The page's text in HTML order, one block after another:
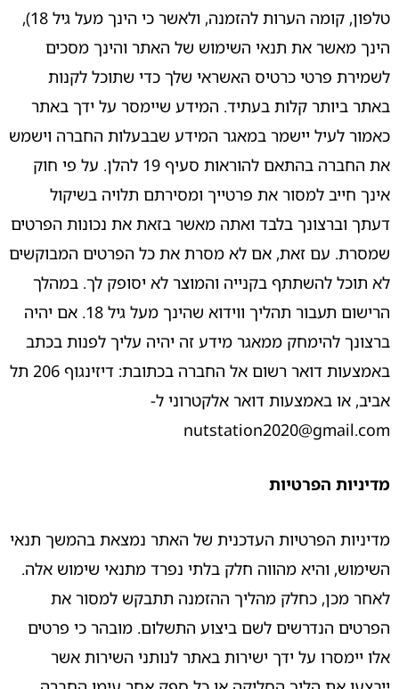
טלפון, קומה הערות להזמנה, ולאשר כי הינך מעל גיל 18),
הינך מאשר את תנאי השימוש של האתר והינך מסכים
לשמירת פרטי כרטיס האשראי שלך כדי שתוכל לקנות
באתר ביותר קלות בעתיד. המידע שיימסר על ידך באתר
כאמור לעיל יישמר במאגר המידע שבבעלות החברה וישמש
את החברה בהתאם להוראות סעיף ‏19 להלן. על פי חוק
אינך חייב למסור את פרטייך ומסירתם תלויה בשיקול
דעתך וברצונך בלבד ואתה מאשר בזאת את נכונות הפרטים
שמסרת. עם זאת, אם לא מסרת את כל הפרטים המבוקשים
לא תוכל להשתתף בקנייה והמוצר לא יסופק לך. במהלך
הרישום תעבור תהליך ווידוא שהינך מעל גיל 18. אם יהיה
ברצונך להימחק ממאגר מידע זה יהיה עליך לפנות בכתב
באמצעות דואר רשום אל החברה בכתובת: דיזינגוף 206 תל
אביב, או באמצעות דואר אלקטרוני ל-
nutstation2020@gmail.com
מדיניות הפרטיות
מדיניות הפרטיות העדכנית של האתר נמצאת בהמשך תנאי
השימוש, והיא מהווה חלק בלתי נפרד מתנאי שימוש אלה.
לאחר מכן, כחלק מהליך ההזמנה תתבקש למסור את
הפרטים הנדרשים לשם ביצוע התשלום. מובהר כי פרטים
אלו יימסרו על ידך ישירות באתר לנותני השירות אשר